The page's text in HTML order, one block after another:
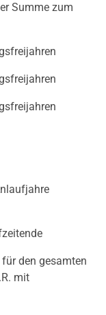
Summe zum
den gesamten
mit